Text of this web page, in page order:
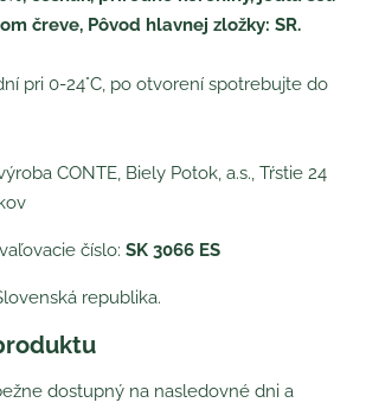
čreve, Pôvod hlavnej zložky: SR.
pri 0-24°C, po otvorení spotrebujte do
CONTE, Biely Potok, a.s., Tŕstie 24
číslo: SK 3066 ES
republika.
dostupný na nasledovné dni a